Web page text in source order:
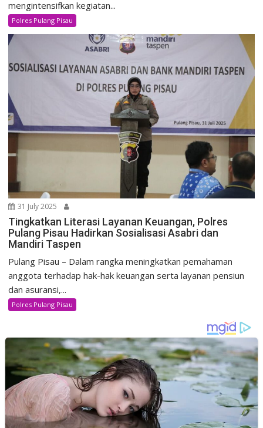
mengintensifkan kegiatan...
Polres Pulang Pisau
31 July 2025
Tingkatkan Literasi Layanan Keuangan, Polres
Pulang Pisau Hadirkan Sosialisasi Asabri dan
Mandiri Taspen
Pulang Pisau – Dalam rangka meningkatkan pemahaman
anggota terhadap hak-hak keuangan serta layanan pensiun
dan asuransi,...
Polres Pulang Pisau